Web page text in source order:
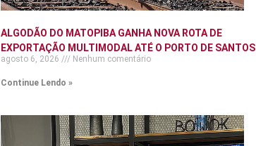
ALGODÃO DO MATOPIBA GANHA NOVA ROTA DE
EXPORTAÇÃO MULTIMODAL ATÉ O PORTO DE SANTOS
agosto 6, 2026 Nenhum comentário
Continue Lendo »